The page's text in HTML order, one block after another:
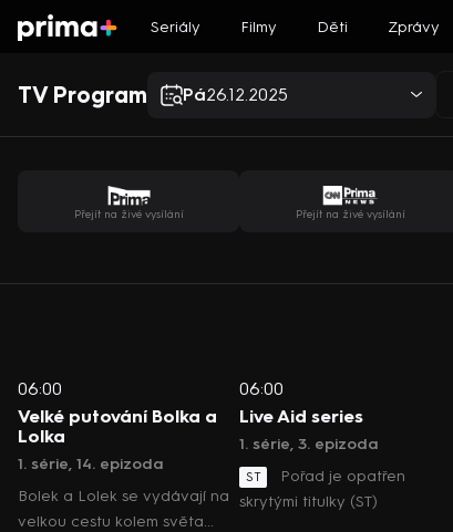
Seriály Filmy Děti Zprávy
TV Program Pá26.12.2025
Přejít na živé vysílání Přejít na živé vysílání
06:00
Velké putování Bolka a
Lolka
1. série, 14. epizoda
Bolek a Lolek se vydávají na
velkou cestu kolem světa...
06:00
Live Aid series
1. série, 3. epizoda
ST
Pořad je opatřen
skrytými titulky (ST)